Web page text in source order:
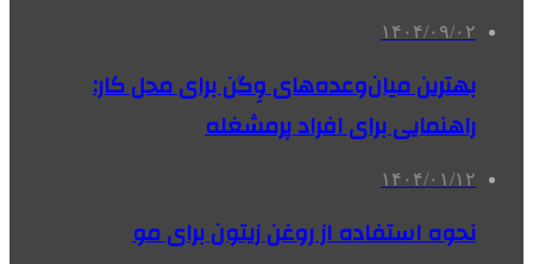
۱۴۰۴/۰۹/۰۲
بهترین میان‌وعده‌های وِگن برای محل کار:
راهنمایی برای افراد پرمشغله
۱۴۰۴/۰۱/۱۲
نحوه استفاده از روغن زیتون برای مو